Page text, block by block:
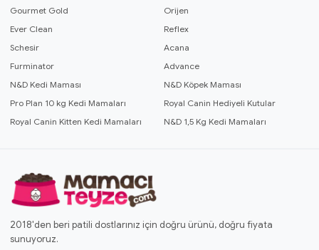
Gourmet Gold
Orijen
Ever Clean
Reflex
Schesir
Acana
Furminator
Advance
N&D Kedi Maması
N&D Köpek Maması
Pro Plan 10 kg Kedi Mamaları
Royal Canin Hediyeli Kutular
Royal Canin Kitten Kedi Mamaları
N&D 1,5 Kg Kedi Mamaları
2018'den beri patili dostlarınız için doğru ürünü, doğru fiyata
sunuyoruz.